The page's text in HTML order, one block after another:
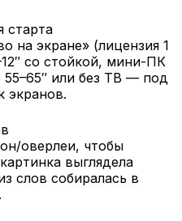
старта
на экране» (лицензия 1
со стойкой, мини-ПК
или без ТВ — под
экранов.
оверлеи, чтобы
выглядела
слов собиралась в